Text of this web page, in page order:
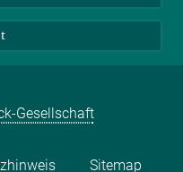
Gesellschaft
Sitemap